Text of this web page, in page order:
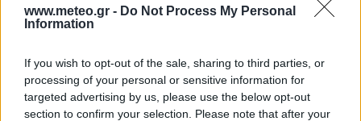
www.meteo.gr - Do Not Process My Personal
Information
If you wish to opt-out of the sale, sharing to third parties, or
processing of your personal or sensitive information for
targeted advertising by us, please use the below opt-out
section to confirm your selection. Please note that after your
15:00 35°C
24 Km/h
21:00 30 °C
2 Μπφ ΒΔ
9 Km/h
ΛΙΓΑ ΣΥΝΝΕΦΑ
ΠΕΜΠΤΗ 13 ΑΥΓΟΥΣΤΟΥ